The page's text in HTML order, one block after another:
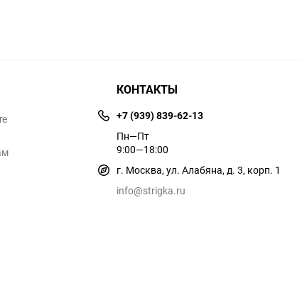
КОНТАКТЫ
+7 (939) 839-62-13
Пн—Пт
9:00—18:00
г. Москва, ул. Алабяна, д. 3, корп. 1
info@strigka.ru